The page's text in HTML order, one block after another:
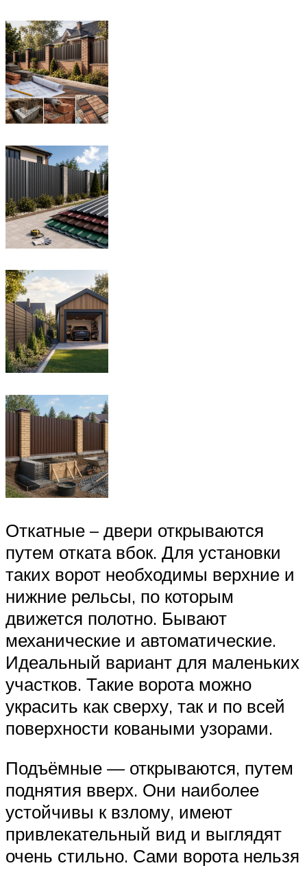
Откатные – двери открываются
путем отката вбок. Для установки
таких ворот необходимы верхние и
нижние рельсы, по которым
движется полотно. Бывают
механические и автоматические.
Идеальный вариант для маленьких
участков. Такие ворота можно
украсить как сверху, так и по всей
поверхности коваными узорами.
Подъёмные — открываются, путем
поднятия вверх. Они наиболее
устойчивы к взлому, имеют
привлекательный вид и выглядят
очень стильно. Сами ворота нельзя